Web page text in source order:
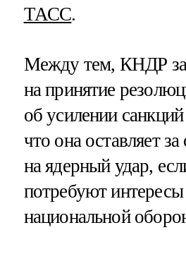
ТАСС.
Между тем, КНДР
на принятие
об усилении
что она оставляет
на ядерный удар,
потребуют интересы
национальной